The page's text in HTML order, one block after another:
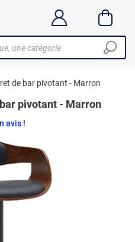
de bar pivotant - Marron
pivotant - Marron
avis !